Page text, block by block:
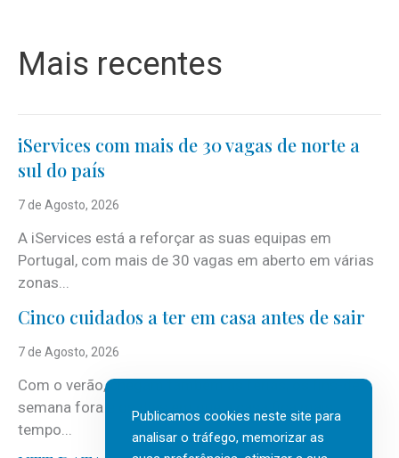
Mais recentes
iServices com mais de 30 vagas de norte a
sul do país
7 de Agosto, 2026
A iServices está a reforçar as suas equipas em
Portugal, com mais de 30 vagas em aberto em várias
zonas...
Cinco cuidados a ter em casa antes de sair
7 de Agosto, 2026
Com o verão, chegam também as férias, os fins-de-
semana fora e os dias em que a casa fica mais
tempo...
Publicamos cookies neste site para
analisar o tráfego, memorizar as